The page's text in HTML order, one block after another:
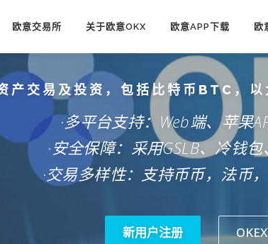
欧意交易所 关于欧意OKX 欧意APP下载 欧
产交易及投资，包括比特币BTC，
·多平台支持：Web端、苹果
·安全保障：采用GSLB、冷钱
·交易多样性：支持币币，法币
新用户注册